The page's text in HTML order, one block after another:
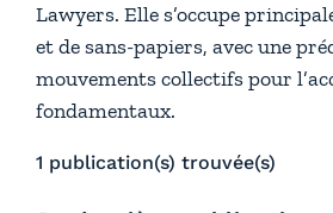
Lawyers. Elle s’occupe
et de sans-papiers, avec une
mouvements collectifs pour
fondamentaux.
1 publication(s) trouvée(s)